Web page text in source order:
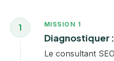
1 MISSION 1
Diagnostiquer
Le consultant